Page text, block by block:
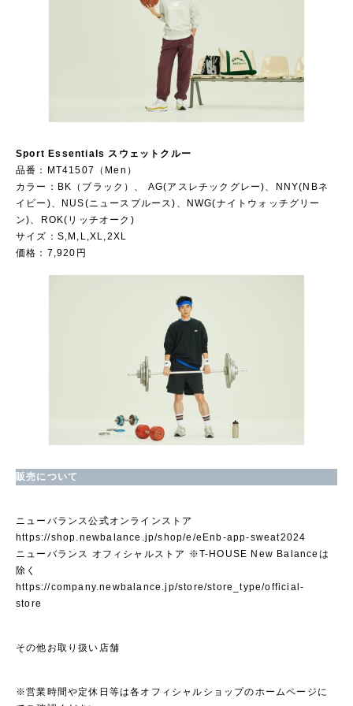
Sport Essentials スウェットクルー
品番：MT41507（Men）
カラー：BK（ブラック）、 AG(アスレチックグレー)、NNY(NBネ
イビー)、NUS(ニュースプルース)、NWG(ナイトウォッチグリー
ン)、ROK(リッチオーク)
サイズ：S,M,L,XL,2XL
価格：7,920円
販売について
ニューバランス公式オンラインストア
https://shop.newbalance.jp/shop/e/eEnb-app-sweat2024
ニューバランス オフィシャルストア ※T-HOUSE New Balanceは
除く
https://company.newbalance.jp/store/store_type/official-
store
その他お取り扱い店舗
※営業時間や定休日等は各オフィシャルショップのホームページに